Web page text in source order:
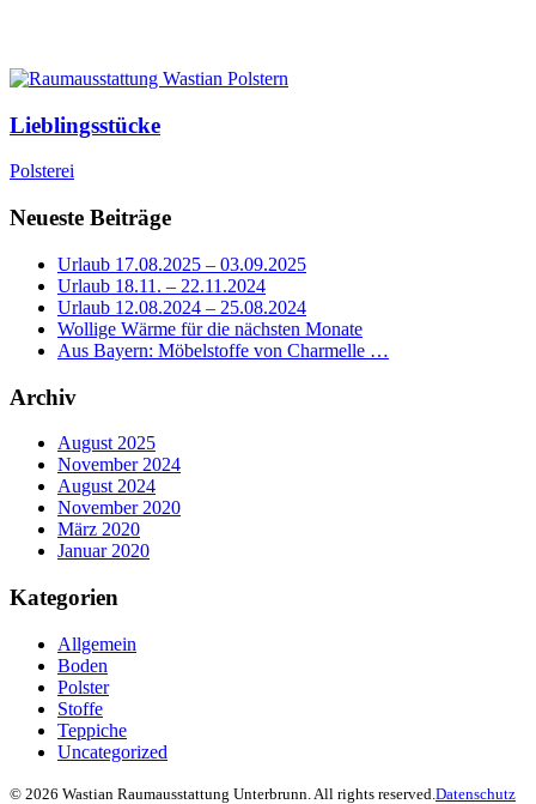
Lieblingsstücke
Polsterei
Neueste Beiträge
Urlaub 17.08.2025 – 03.09.2025
Urlaub 18.11. – 22.11.2024
Urlaub 12.08.2024 – 25.08.2024
Wollige Wärme für die nächsten Monate
Aus Bayern: Möbelstoffe von Charmelle …
Archiv
August 2025
November 2024
August 2024
November 2020
März 2020
Januar 2020
Kategorien
Allgemein
Boden
Polster
Stoffe
Teppiche
Uncategorized
© 2026 Wastian Raumausstattung Unterbrunn. All rights reserved. Datenschutz